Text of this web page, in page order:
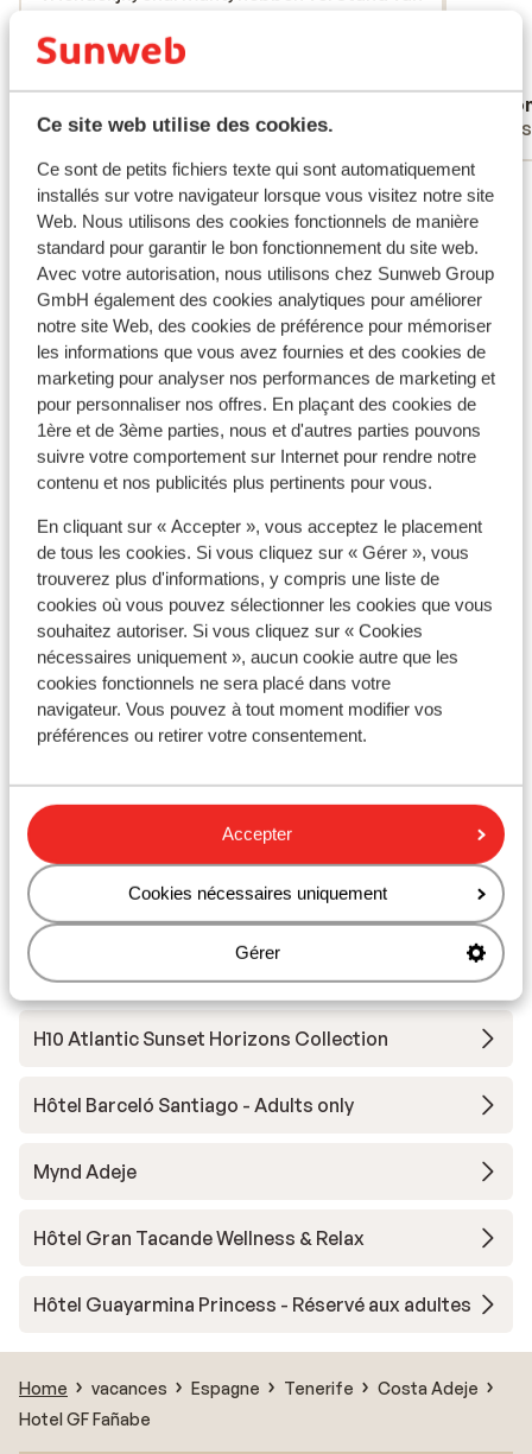
Ce site web utilise des cookies.
Ce sont de petits fichiers texte qui sont automatiquement
installés sur votre navigateur lorsque vous visitez notre site
Web. Nous utilisons des cookies fonctionnels de manière
standard pour garantir le bon fonctionnement du site web.
Avec votre autorisation, nous utilisons chez Sunweb Group
GmbH également des cookies analytiques pour améliorer
notre site Web, des cookies de préférence pour mémoriser
les informations que vous avez fournies et des cookies de
marketing pour analyser nos performances de marketing et
pour personnaliser nos offres. En plaçant des cookies de
1ère et de 3ème parties, nous et d'autres parties pouvons
suivre votre comportement sur Internet pour rendre notre
contenu et nos publicités plus pertinents pour vous.
En cliquant sur « Accepter », vous acceptez le placement
de tous les cookies. Si vous cliquez sur « Gérer », vous
trouverez plus d'informations, y compris une liste de
cookies où vous pouvez sélectionner les cookies que vous
souhaitez autoriser. Si vous cliquez sur « Cookies
nécessaires uniquement », aucun cookie autre que les
cookies fonctionnels ne sera placé dans votre
navigateur. Vous pouvez à tout moment modifier vos
préférences ou retirer votre consentement.
Accepter
Cookies nécessaires uniquement
Gérer
donnera un joli teint halé. Des vacances comme on les
aime à l’hôtel GF Fañabe! Bon voyage aux Canaries!
goed, je hoeft niet in de rij te staan voor je
handdoekservice, geen handdoekje
leggen. Als top is er een zwembad op de
bovenste verdieping, alleen voor
volwassenen. Wij waren hier voor de 2e
keer en weer een top vakantie gehad.
goed, je hoeft niet i...
Amis
Amis
Voir tous les 31 avis
Autres hébergements - Tenerife
Hôtel Royal Hideaway Corales Beach - Réservé
aux adultes
Domes Baobab Suites
Hôtel GF Victoria
Tivoli La Caleta
Hôtel Villa Cortes
Iberostar Selection Sábila - Réservé aux adultes
Hôtel Vincci Selección La Plantacion del Sur
Iberostar Selection Anthelia
Hôtel Princess Inspire Tenerife - Réservé aux
adultes
Hôtel Spring Arona Gran - Réservé aux adultes
H10 Atlantic Sunset Horizons Collection
Hôtel Barceló Santiago - Adults only
Mynd Adeje
Hôtel Gran Tacande Wellness & Relax
Hôtel Guayarmina Princess - Réservé aux adultes
Home vacances Espagne Tenerife
Costa Adeje
Hotel GF Fañabe